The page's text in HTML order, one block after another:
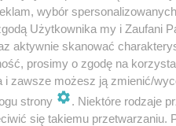
wybór
Użytkownika my i Zaufani
aktywnie skanować
prosimy o zgodę na
i zawsze możesz ją zmienić/
strony
. Niektóre rodzaje
się takiemu przetwarzaniu.